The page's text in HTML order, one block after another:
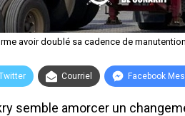
avoir doublé sa cadence de
Courriel Facebook
semble amorcer un